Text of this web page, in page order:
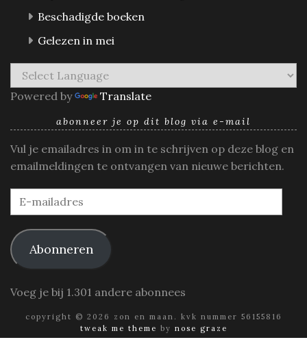
Beschadigde boeken
Gelezen in mei
Powered by Translate
abonneer je op dit blog via e-mail
Vul je emailadres in om in te schrijven op deze blog en
emailmeldingen te ontvangen van nieuwe berichten.
E-
mailadres
Abonneren
Voeg je bij 1.301 andere abonnees
copyright © 2026 zon en maan. kvk nummer 56155816
tweak me theme by nose graze